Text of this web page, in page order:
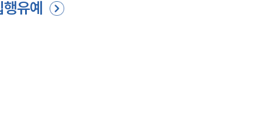
유예